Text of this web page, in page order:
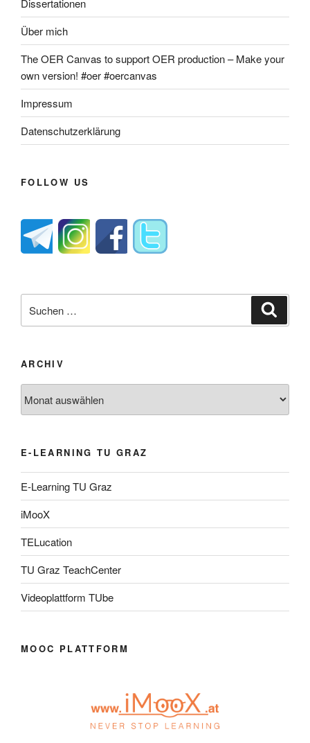
Dissertationen
Über mich
The OER Canvas to support OER production – Make your
own version! #oer #oercanvas
Impressum
Datenschutzerklärung
FOLLOW US
nach:
ARCHIV
E-LEARNING TU GRAZ
E-Learning TU Graz
iMooX
TELucation
TU Graz TeachCenter
Videoplattform TUbe
MOOC PLATTFORM